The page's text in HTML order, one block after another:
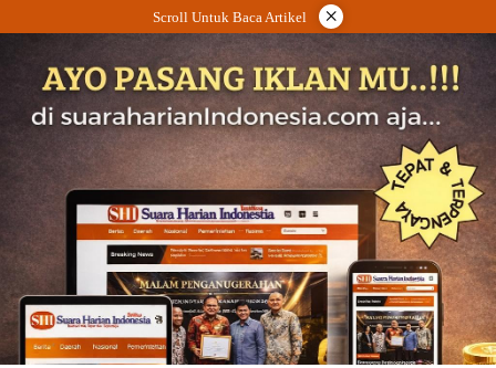
ke
Scroll Untuk Baca Artikel ×